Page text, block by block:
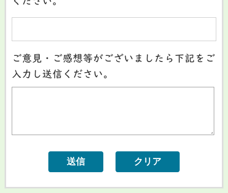
ご意見・ご感想等がございましたら下記をご
入力し送信ください。